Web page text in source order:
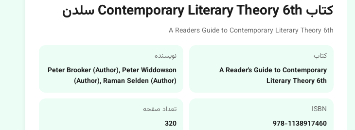
کتاب Contemporary Literary Theory 6th سلدن
A Readers Guide to Contemporary Literary Theory 6th
کتاب
A Reader's Guide to Contemporary
Literary Theory 6th
نویسنده
Peter Brooker (Author), Peter Widdowson
(Author), Raman Selden (Author)
ISBN
978-1138917460
تعداد صفحه
320